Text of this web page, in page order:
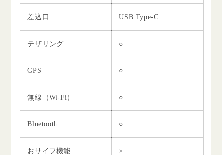
差込口 USB Type-C
テザリング ○
GPS ○
無線（Wi-Fi） ○
Bluetooth ○
おサイフ機能 ×